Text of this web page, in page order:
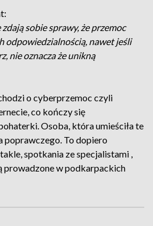
sobie sprawy, że przemoc
odpowiedzialnością, nawet jeśli
nie oznacza że unikną
o cyberprzemoc czyli
co kończy się
Osoba, która umieściła te
poprawczego. To dopiero
spotkania ze specjalistami ,
prowadzone w podkarpackich